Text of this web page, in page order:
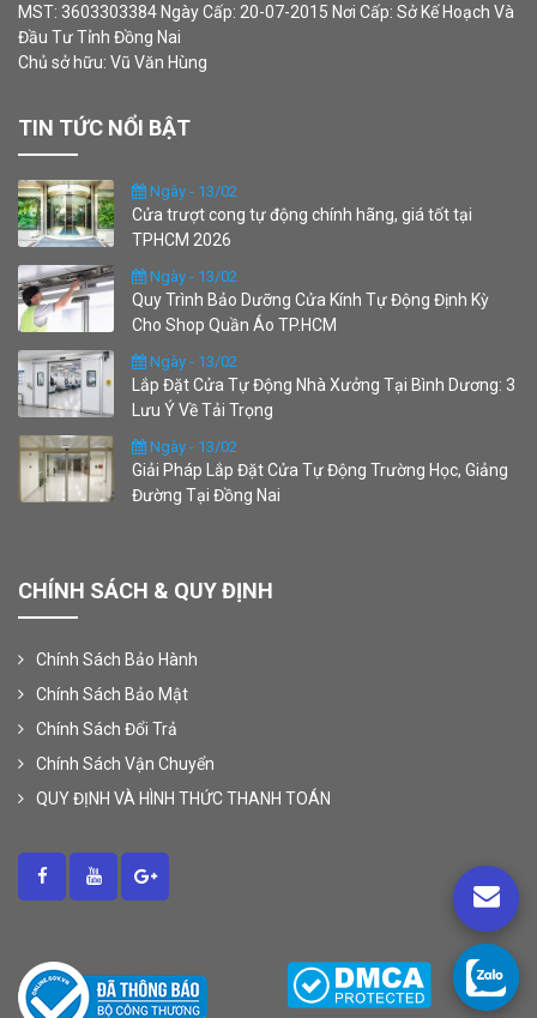
MST: 3603303384 Ngày Cấp: 20-07-2015 Nơi Cấp: Sở Kế Hoạch Và
Đầu Tư Tỉnh Đồng Nai
Chủ sở hữu: Vũ Văn Hùng
TIN TỨC NỔI BẬT
Ngày - 13/02
Cửa trượt cong tự động chính hãng, giá tốt tại
TPHCM 2026
Ngày - 13/02
Quy Trình Bảo Dưỡng Cửa Kính Tự Động Định Kỳ
Cho Shop Quần Áo TP.HCM
Ngày - 13/02
Lắp Đặt Cửa Tự Động Nhà Xưởng Tại Bình Dương: 3
Lưu Ý Về Tải Trọng
Ngày - 13/02
Giải Pháp Lắp Đặt Cửa Tự Động Trường Học, Giảng
Đường Tại Đồng Nai
CHÍNH SÁCH & QUY ĐỊNH
Chính Sách Bảo Hành
Chính Sách Bảo Mật
Chính Sách Đổi Trả
Chính Sách Vận Chuyển
QUY ĐỊNH VÀ HÌNH THỨC THANH TOÁN